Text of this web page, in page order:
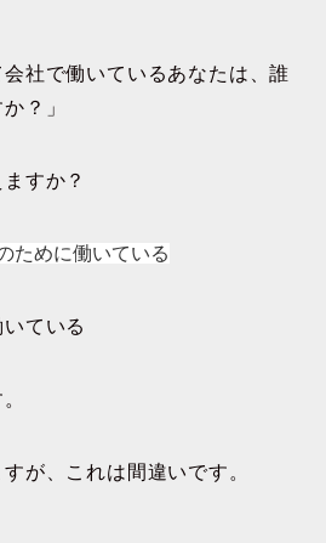
会社で働いているあなたは、誰
？」
すか？
ために働いている
ている
が、これは間違いです。